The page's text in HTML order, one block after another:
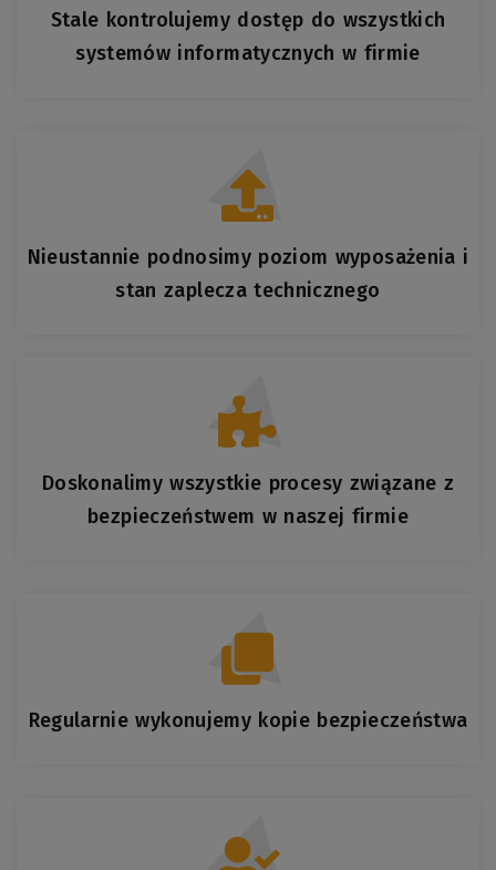
Stale kontrolujemy dostęp do wszystkich
systemów informatycznych w firmie
Nieustannie podnosimy poziom wyposażenia i
stan zaplecza technicznego
Doskonalimy wszystkie procesy związane z
bezpieczeństwem w naszej firmie
Regularnie wykonujemy kopie bezpieczeństwa